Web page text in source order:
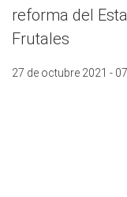
reforma del
Frutales
27 de octubre 2021 -